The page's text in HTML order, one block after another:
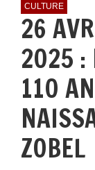
CULTURE
26
2025 :
110
ZOBEL